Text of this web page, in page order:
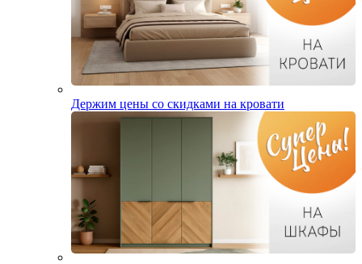
Держим цены со скидками на кровати